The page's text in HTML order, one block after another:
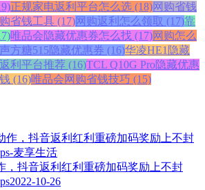
正规家电返利平台怎么选 (18)网购省钱
省钱工具 (17)网购返利怎么领取 (17)靠
唯品会隐藏优惠券怎么找 (17)网购怎么
方糖515隐藏优惠券 (16)华凌HE1隐藏
利平台推荐 (16)TCL Q10G Pro隐藏优惠
(16)唯品会网购省钱技巧 (15)
，抖音返利红利重磅加码奖励上不封
2022-10-26